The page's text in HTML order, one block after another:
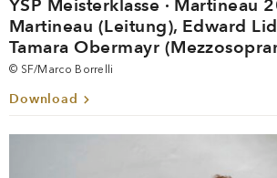
YSP Meisterklasse · Martineau
Martineau (Leitung), Edward
Tamara Obermayr
© SF/Marco Borrelli
Download